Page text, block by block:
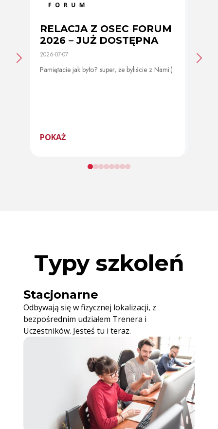
RELACJA Z OSEC FORUM
2026 – JUŻ DOSTĘPNA
2026-07-07
Pamiętacie jak było? super, że byliście z Nami:)
POKAŻ
2026-
Typy szkoleń
Stacjonarne
Odbywają się w fizycznej lokalizacji, z
bezpośrednim udziałem Trenera i
Uczestników. Jesteś tu i teraz.